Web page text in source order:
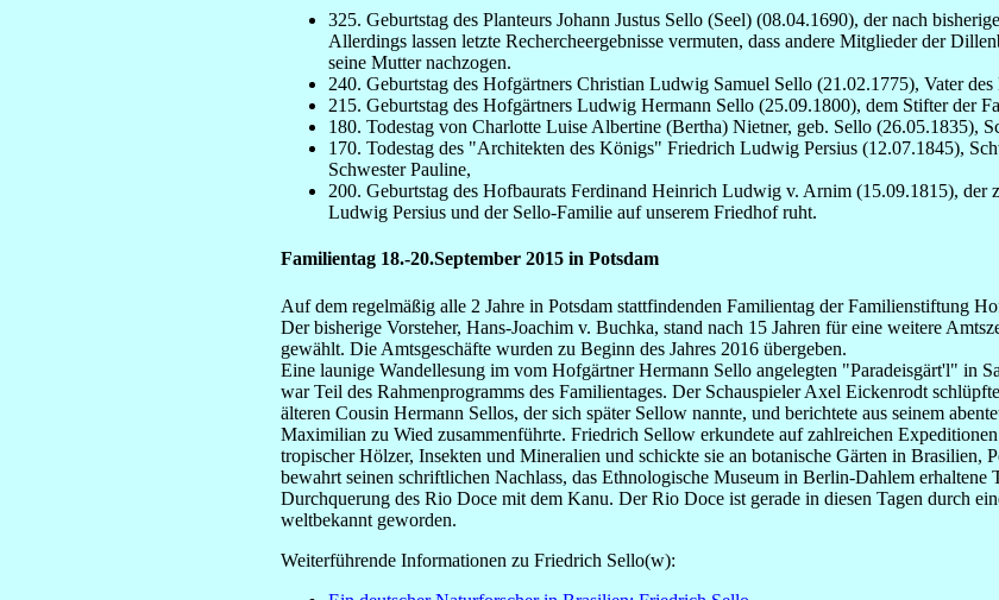
325. Geburtstag des Planteurs Johann Justus Sello (Seel) (08.04.1690), der nach
Allerdings lassen letzte Rechercheergebnisse vermuten, dass andere Mitglieder der
seine Mutter nachzogen.
240. Geburtstag des Hofgärtners Christian Ludwig Samuel Sello (21.02.1775), Vater
215. Geburtstag des Hofgärtners Ludwig Hermann Sello (25.09.1800), dem Stifter der
180. Todestag von Charlotte Luise Albertine (Bertha) Nietner, geb. Sello (26.05.1835),
170. Todestag des "Architekten des Königs" Friedrich Ludwig Persius (12.07.1845),
Schwester Pauline,
200. Geburtstag des Hofbaurats Ferdinand Heinrich Ludwig v. Arnim (15.09.1815),
Ludwig Persius und der Sello-Familie auf unserem Friedhof ruht.
Familientag 18.-20.September 2015 in Potsdam
Auf dem regelmäßig alle 2 Jahre in Potsdam stattfindenden Familientag der Familienstiftung
Der bisherige Vorsteher, Hans-Joachim v. Buchka, stand nach 15 Jahren für eine weitere
gewählt. Die Amtsgeschäfte wurden zu Beginn des Jahres 2016 übergeben.
Eine launige Wandellesung im vom Hofgärtner Hermann Sello angelegten "Paradeisgärt'l" in
war Teil des Rahmenprogramms des Familientages. Der Schauspieler Axel Eickenrodt
älteren Cousin Hermann Sellos, der sich später Sellow nannte, und berichtete aus seinem
Maximilian zu Wied zusammenführte. Friedrich Sellow erkundete auf zahlreichen
tropischer Hölzer, Insekten und Mineralien und schickte sie an botanische Gärten in
bewahrt seinen schriftlichen Nachlass, das Ethnologische Museum in Berlin-Dahlem
Durchquerung des Rio Doce mit dem Kanu. Der Rio Doce ist gerade in diesen Tagen durch
weltbekannt geworden.
Weiterführende Informationen zu Friedrich Sello(w):